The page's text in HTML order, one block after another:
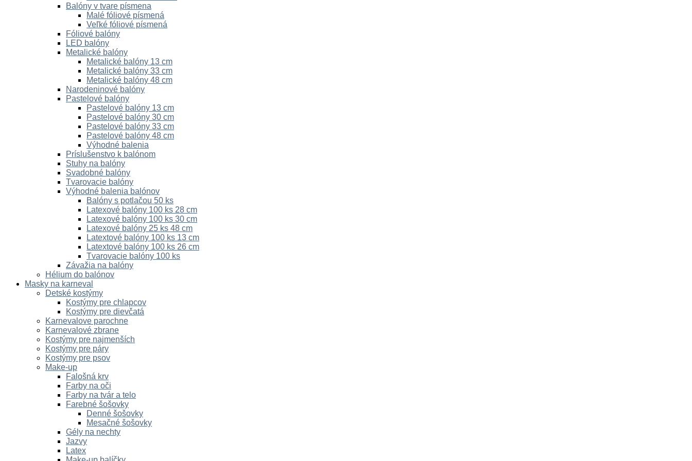
Balóny v tvare písmena
Malé fóliové písmená
Veľké fóliové písmená
Fóliové balóny
LED balóny
Metalické balóny
Metalické balóny 13 cm
Metalické balóny 33 cm
Metalické balóny 48 cm
Narodeninové balóny
Pastelové balóny
Pastelové balóny 13 cm
Pastelové balóny 30 cm
Pastelové balóny 33 cm
Pastelové balóny 48 cm
Výhodné balenia
Príslušenstvo k balónom
Stuhy na balóny
Svadobné balóny
Tvarovacie balóny
Výhodné balenia balónov
Balóny s potlačou 50 ks
Latexové balóny 100 ks 28 cm
Latexové balóny 100 ks 30 cm
Latexové balóny 25 ks 48 cm
Latextové balóny 100 ks 13 cm
Latextové balóny 100 ks 26 cm
Tvarovacie balóny 100 ks
Závažia na balóny
Hélium do balónov
Masky na karneval
Detské kostýmy
Kostýmy pre chlapcov
Kostýmy pre dievčatá
Karnevalove parochne
Karnevalové zbrane
Kostýmy pre najmenších
Kostýmy pre páry
Kostýmy pre psov
Make-up
Falošná krv
Farby na oči
Farby na tvár a telo
Farebné šošovky
Denné šošovky
Mesačné šošovky
Gély na nechty
Jazvy
Latex